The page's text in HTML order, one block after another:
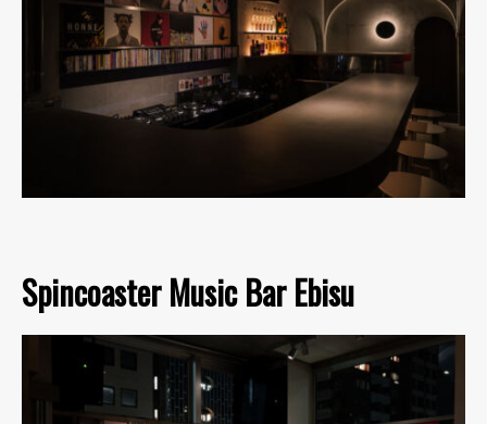
Spincoaster Music Bar Ebisu